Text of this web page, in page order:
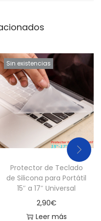
Sin existencias
Protector de Teclado
de Silicona para Portátil
15″ a 17″ Universal
2,90€
Leer más